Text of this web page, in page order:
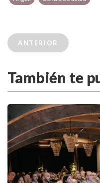
ANTERIOR
También te